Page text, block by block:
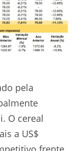
pela
O cereal
a US$